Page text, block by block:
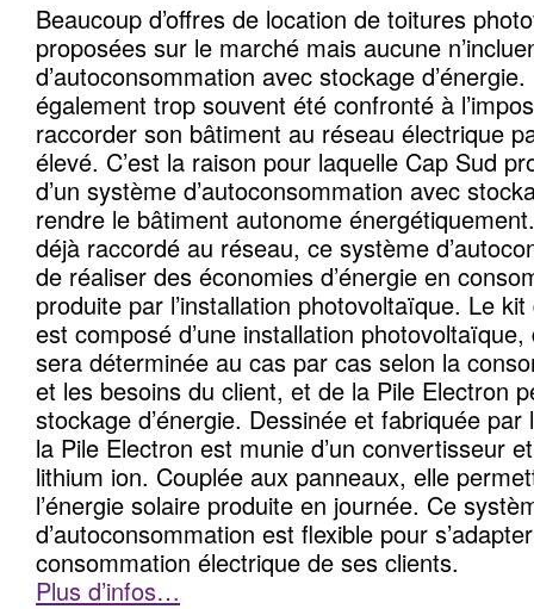
Beaucoup d’offres de location de toitures
proposées sur le marché mais aucune
d’autoconsommation avec stockage
également trop souvent été confronté à
raccorder son bâtiment au réseau électrique
élevé. C’est la raison pour laquelle Cap Sud
d’un système d’autoconsommation avec
rendre le bâtiment autonome
déjà raccordé au réseau, ce système
de réaliser des économies d’énergie en
produite par l’installation photovoltaïque. Le
est composé d’une installation
sera déterminée au cas par cas selon la
et les besoins du client, et de la Pile Electron
stockage d’énergie. Dessinée et fabriquée
la Pile Electron est munie d’un convertisseur
lithium ion. Couplée aux panneaux, elle
l’énergie solaire produite en journée. Ce
d’autoconsommation est flexible pour
consommation électrique de ses clients.
Plus d’infos…